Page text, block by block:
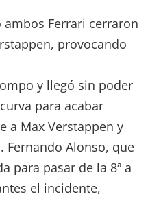
ambos Ferrari cerraron
provocando
y llegó sin poder
para acabar
a Max Verstappen y
Fernando Alonso, que
para pasar de la 8ª a
el incidente,